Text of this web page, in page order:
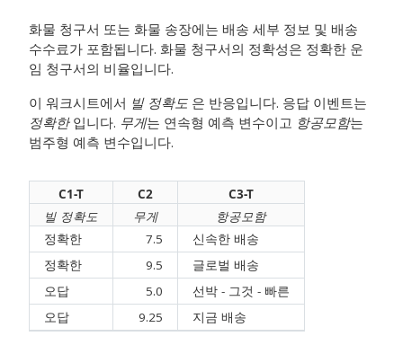
화물 청구서 또는 화물 송장에는 배송 세부 정보 및 배송
수수료가 포함됩니다. 화물 청구서의 정확성은 정확한 운
임 청구서의 비율입니다.
이 워크시트에서 빌 정확도 은 반응입니다. 응답 이벤트는
정확한입니다. 무게는 연속형 예측 변수이고 항공모함는
범주형 예측 변수입니다.
C1-T C2
C3-T
빌 정확도
무게
항공모함
정확한
7.5
신속한 배송
정확한
9.5
글로벌 배송
오답
5.0
선박 - 그것 - 빠른
오답
9.25 지금 배송